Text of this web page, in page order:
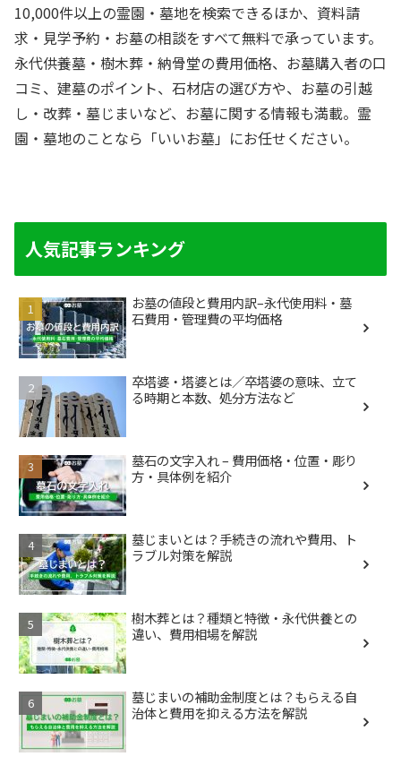
10,000件以上の霊園・墓地を検索できるほか、資料請
求・見学予約・お墓の相談をすべて無料で承っています。
永代供養墓・樹木葬・納骨堂の費用価格、お墓購入者の口
コミ、建墓のポイント、石材店の選び方や、お墓の引越
し・改葬・墓じまいなど、お墓に関する情報も満載。霊
園・墓地のことなら「いいお墓」にお任せください。
人気記事ランキング
お墓の値段と費用内訳–永代使用料・墓
石費用・管理費の平均価格
卒塔婆・塔婆とは／卒塔婆の意味、立て
る時期と本数、処分方法など
墓石の文字入れ – 費用価格・位置・彫り
方・具体例を紹介
墓じまいとは？手続きの流れや費用、ト
ラブル対策を解説
樹木葬とは？種類と特徴・永代供養との
違い、費用相場を解説
墓じまいの補助金制度とは？もらえる自
治体と費用を抑える方法を解説